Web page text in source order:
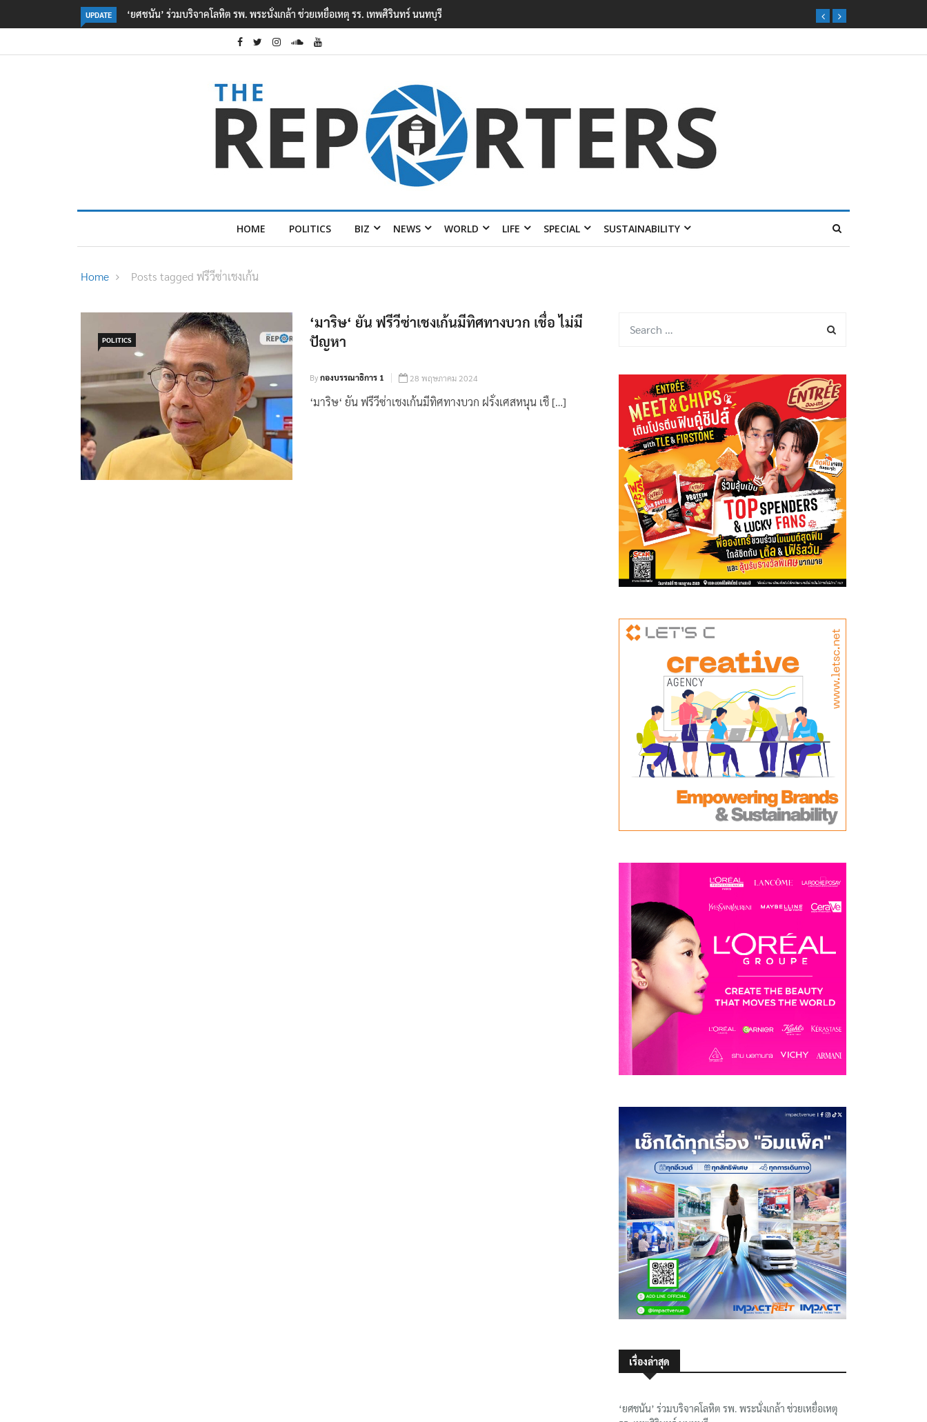
UPDATE
‘ยศชนัน’ ร่วมบริจาคโลหิต รพ. พระนั่งเกล้า ช่วยเหยื่อเหตุ รร. เทพศิรินทร์ นนทบุรีตร. อยู่ระหว่างสอบสวนแรงจูงใจ เหตุยิงในโรงเรียนเทพศิรินทร์ นนทบุรี พบเด็กก่อ
เหตุเครียดเรื่องเรียน
HOME POLITICS BIZ NEWS WORLD LIFE SPECIAL SUSTAINABILITY
Home Posts tagged ฟรีวีซ่าเชงเก้น
POLITICS
‘มาริษ‘ ยัน ฟรีวีซ่าเชงเก้นมีทิศทางบวก เชื่อ ไม่มี
ปัญหา
Byกองบรรณาธิการ 1 28 พฤษภาคม 2024
‘มาริษ‘ ยัน ฟรีวีซ่าเชงเก้นมีทิศทางบวก ฝรั่งเศสหนุน เชื […]
เรื่องล่าสุด
‘ยศชนัน’ ร่วมบริจาคโลหิต รพ. พระนั่งเกล้า ช่วยเหยื่อเหตุ